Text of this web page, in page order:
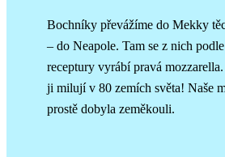
Bochníky převážíme do Mekky
– do Neapole. Tam se z nich
receptury vyrábí pravá
ji milují v 80 zemích světa! Naše
prostě dobyla zeměkouli.